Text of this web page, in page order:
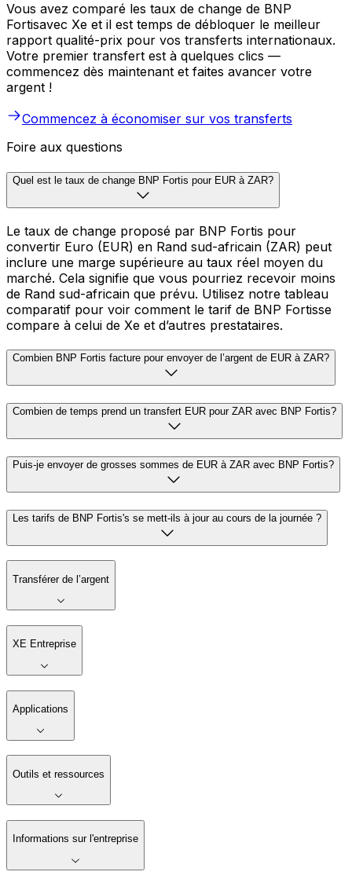
Vous avez comparé les taux de change de BNP
Fortisavec Xe et il est temps de débloquer le meilleur
rapport qualité-prix pour vos transferts internationaux.
Votre premier transfert est à quelques clics —
commencez dès maintenant et faites avancer votre
argent !
Commencez à économiser sur vos transferts
Foire aux questions
Quel est le taux de change BNP Fortis pour EUR à ZAR?
Le taux de change proposé par BNP Fortis pour
convertir Euro (EUR) en Rand sud-africain (ZAR) peut
inclure une marge supérieure au taux réel moyen du
marché. Cela signifie que vous pourriez recevoir moins
de Rand sud-africain que prévu. Utilisez notre tableau
comparatif pour voir comment le tarif de BNP Fortisse
compare à celui de Xe et d’autres prestataires.
Combien BNP Fortis facture pour envoyer de l’argent de EUR à ZAR?
Combien de temps prend un transfert EUR pour ZAR avec BNP Fortis?
Puis-je envoyer de grosses sommes de EUR à ZAR avec BNP Fortis?
Les tarifs de BNP Fortis's se mett-ils à jour au cours de la journée ?
Transférer de l’argent
XE Entreprise
Applications
Outils et ressources
Informations sur l'entreprise